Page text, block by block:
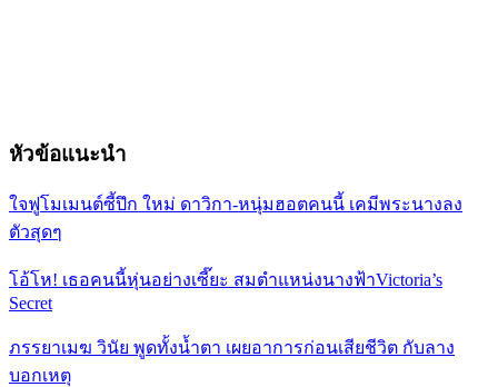
หัวข้อแนะนำ
ใจฟูโมเมนต์ซี้ปึก ใหม่ ดาวิกา-หนุ่มฮอตคนนี้ เคมีพระนางลง
ตัวสุดๆ
โอ้โห! เธอคนนี้หุ่นอย่างเซี๊ยะ สมตำแหน่งนางฟ้าVictoria’s
Secret
ภรรยาเมฆ วินัย พูดทั้งน้ำตา เผยอาการก่อนเสียชีวิต กับลาง
บอกเหตุ